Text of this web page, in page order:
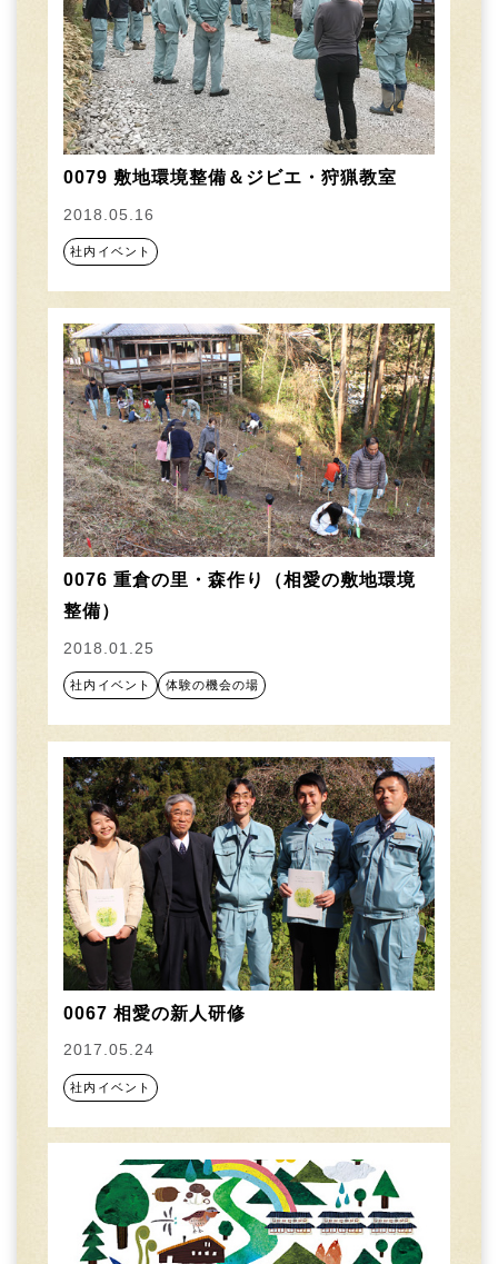
0079 敷地環境整備＆ジビエ・狩猟教室
2018.05.16
社内イベント
0076 重倉の里・森作り（相愛の敷地環境
整備）
2018.01.25
社内イベント 体験の機会の場
0067 相愛の新人研修
2017.05.24
社内イベント